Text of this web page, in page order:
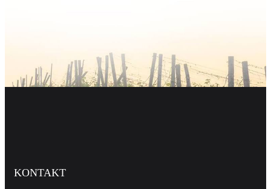
KONTAKT